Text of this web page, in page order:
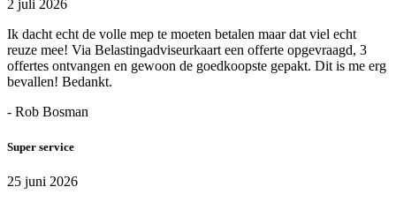
2 juli 2026
Ik dacht echt de volle mep te moeten betalen maar dat viel echt
reuze mee! Via Belastingadviseurkaart een offerte opgevraagd, 3
offertes ontvangen en gewoon de goedkoopste gepakt. Dit is me erg
bevallen! Bedankt.
- Rob Bosman
Super service
25 juni 2026